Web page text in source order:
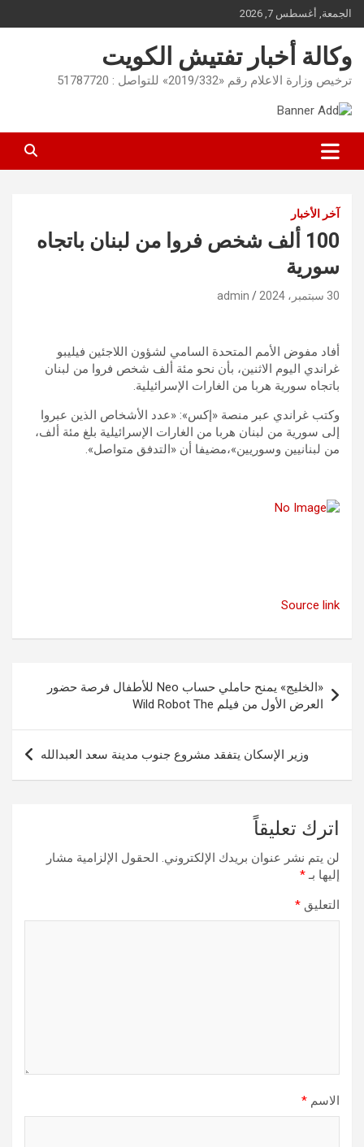
Skip
to
content
الجمعة, أغسطس 7, 2026
وكالة أخبار تفتيش الكويت
ترخيص وزارة الاعلام رقم «2019/332» للتواصل : 51787720
آخر الأخبار
100 ألف شخص فروا من لبنان باتجاه
سورية
30 سبتمبر، 2024 admin
أفاد مفوض الأمم المتحدة السامي لشؤون اللاجئين فيليبو
غراندي اليوم الاثنين، بأن نحو مئة ألف شخص فروا من لبنان
باتجاه سورية هربا من الغارات الإسرائيلية.
وكتب غراندي عبر منصة «إكس»: «عدد الأشخاص الذين عبروا
إلى سورية من لبنان هربا من الغارات الإسرائيلية بلغ مئة ألف،
من لبنانيين وسوريين»،مضيفا أن «التدفق متواصل».
Source link
المقالات
«الخليج» يمنح حاملي حساب Neo للأطفال فرصة حضور
العرض الأول من فيلم Wild Robot The
وزير الإسكان يتفقد مشروع جنوب مدينة سعد العبدالله
اترك تعليقاً
لن يتم نشر عنوان بريدك الإلكتروني. الحقول الإلزامية مشار
إليها بـ*
التعليق *
الاسم *